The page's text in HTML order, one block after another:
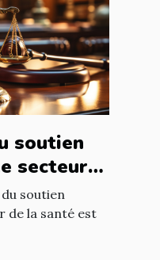
soutien
secteur
soutien
de la santé est